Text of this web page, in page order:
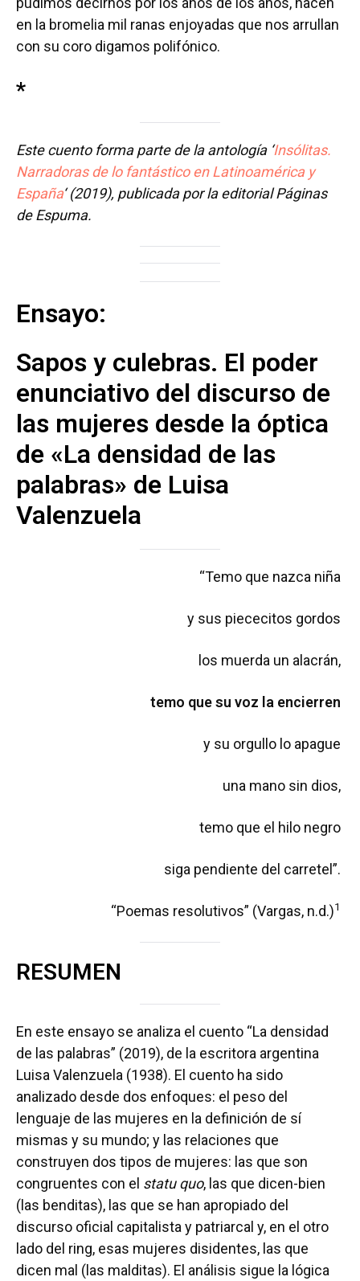
en la bromelia mil ranas enjoyadas que nos arrullan
con su coro digamos polifónico.
*
Este cuento forma parte de la antología ‘Insólitas.
Narradoras de lo fantástico en Latinoamérica y
España‘ (2019), publicada por la editorial Páginas
de Espuma.
Ensayo:
Sapos y culebras. El poder
enunciativo del discurso de
las mujeres desde la óptica
de «La densidad de las
palabras» de Luisa
Valenzuela
“Temo que nazca niña
y sus piececitos gordos
los muerda un alacrán,
temo que su voz la encierren
y su orgullo lo apague
una mano sin dios,
temo que el hilo negro
siga pendiente del carretel”.
“Poemas resolutivos” (Vargas, n.d.)1
RESUMEN
En este ensayo se analiza el cuento “La densidad
de las palabras” (2019), de la escritora argentina
Luisa Valenzuela (1938). El cuento ha sido
analizado desde dos enfoques: el peso del
lenguaje de las mujeres en la definición de sí
mismas y su mundo; y las relaciones que
construyen dos tipos de mujeres: las que son
congruentes con el statu quo, las que dicen-bien
(las benditas), las que se han apropiado del
discurso oficial capitalista y patriarcal y, en el otro
lado del ring, esas mujeres disidentes, las que
dicen mal (las malditas). El análisis sigue la lógica